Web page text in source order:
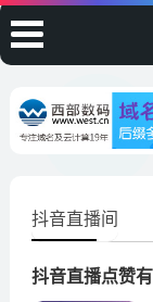
抖音直播间
抖音直播点赞